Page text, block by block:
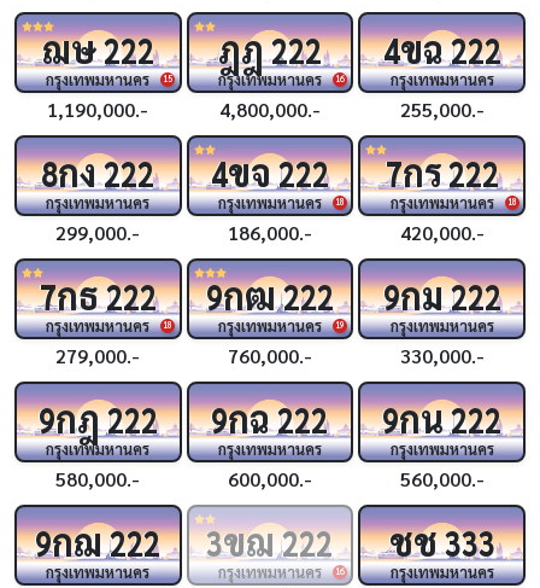
15
ฌษ222
กรุงเทพมหานคร
1,190,000.-
16
ฎฎ222
กรุงเทพมหานคร
4,800,000.-
4ขฉ222
กรุงเทพมหานคร
255,000.-
8กง222
กรุงเทพมหานคร
299,000.-
18
4ขจ222
กรุงเทพมหานคร
186,000.-
18
7กร222
กรุงเทพมหานคร
420,000.-
18
7กธ222
กรุงเทพมหานคร
279,000.-
19
9กฒ222
กรุงเทพมหานคร
760,000.-
9กม222
กรุงเทพมหานคร
330,000.-
9กฎ222
กรุงเทพมหานคร
580,000.-
9กฉ222
กรุงเทพมหานคร
600,000.-
9กน222
กรุงเทพมหานคร
560,000.-
9กฌ222
กรุงเทพมหานคร 16
3ขฌ222
กรุงเทพมหานคร
ชช333
กรุงเทพมหานคร